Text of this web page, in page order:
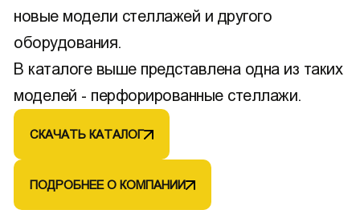
новые модели стеллажей и другого
оборудования.
В каталоге выше представлена одна из таких
моделей - перфорированные стеллажи.
СКАЧАТЬ КАТАЛОГ
ПОДРОБНЕЕ О КОМПАНИИ